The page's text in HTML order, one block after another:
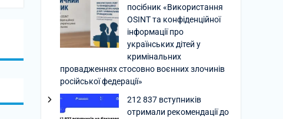
посібник «Використання
OSINT та конфіденційної
інформації про
українських дітей у
кримінальних
провадженнях стосовно воєнних злочинів
російської федерації»
212 837 вступників
отримали рекомендації до